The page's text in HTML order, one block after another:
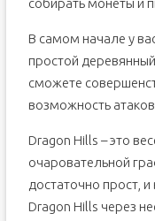
собирать монеты и
В самом начале у
простой
сможете
возможность
Dragon Hills – это
очаровательной
достаточно прост,
Dragon Hills через